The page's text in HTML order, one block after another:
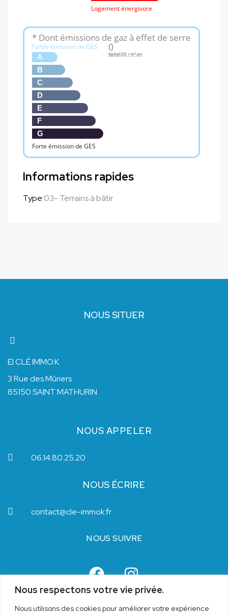
Nous respectons votre vie privée.
Nous utilisons des cookies pour améliorer votre expérience
Logement énergivore
* Dont émissions de gaz à effet de serre
Faible émission de GES
A
B
C
D
E
F
G
Forte émission de GES
0
KgéqCO2 / m².an
Informations rapides
Type:03- Terrains à bâtir
NOUS SITUER
EI CLÉ IMMO.K
3 Rue des Mûriers
85150 SAINT MATHURIN
NOUS APPELER
06.14.80.25.20
NOUS ÉCRIRE
contact@cle-immok.fr
NOUS SUIVRE